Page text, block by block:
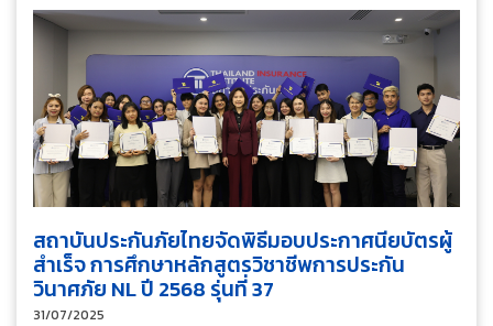
สถาบันประกันภัยไทยจัดพิธีมอบประกาศนียบัตรผู้
สำเร็จ การศึกษาหลักสูตรวิชาชีพการประกัน
วินาศภัย NL ปี 2568 รุ่นที่ 37
31/07/2025